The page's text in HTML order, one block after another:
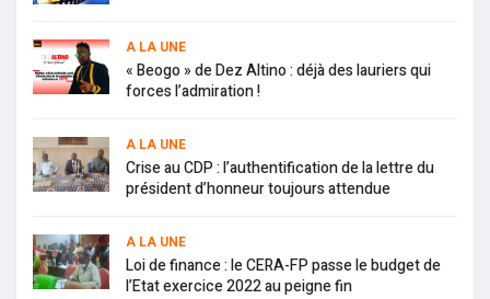
A LA UNE
« Beogo » de Dez Altino : déjà des lauriers qui
forces l’admiration !
A LA UNE
Crise au CDP : l’authentification de la lettre du
président d’honneur toujours attendue
A LA UNE
Loi de finance : le CERA-FP passe le budget de
l’Etat exercice 2022 au peigne fin